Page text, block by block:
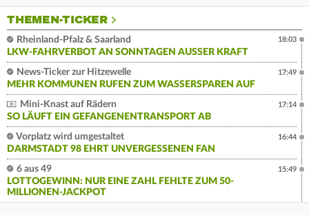
THEMEN-TICKER
Rheinland-Pfalz & Saarland
LKW-FAHRVERBOT AN SONNTAGEN AUSSER KRAFT
18:03
News-Ticker zur Hitzewelle
MEHR KOMMUNEN RUFEN ZUM WASSERSPAREN AUF
17:49
Mini-Knast auf Rädern
SO LÄUFT EIN GEFANGENENTRANSPORT AB
17:14
Vorplatz wird umgestaltet
DARMSTADT 98 EHRT UNVERGESSENEN FAN
16:44
6 aus 49
LOTTOGEWINN: NUR EINE ZAHL FEHLTE ZUM 50-
MILLIONEN-JACKPOT
15:49